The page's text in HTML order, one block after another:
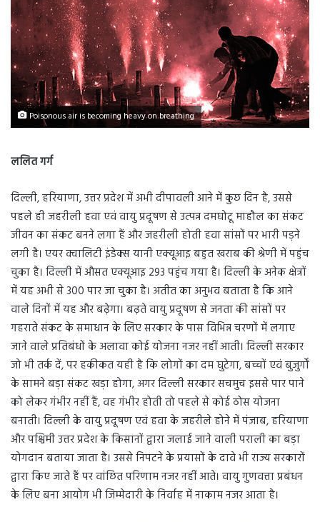
Poisonous air is becoming heavy on breathing
ललित गर्ग
दिल्ली, हरियाणा, उत्तर प्रदेश में अभी दीपावली आने में कुछ दिन है, उससे
पहले ही जहरीली हवा एवं वायु प्रदूषण से उत्पन्न दमघोटू माहौल का संकट
जीवन का संकट बनने लगा हैं और जहरीली होती हवा सांसों पर भारी पड़ने
लगी है। एयर क्वालिटी इंडेक्स यानी एक्यूआइ बहुत खराब की श्रेणी में पहुंच
चुका है। दिल्ली में औसत एक्यूआइ 293 पहुंच गया है। दिल्ली के अनेक क्षेत्रों
में यह अभी से 300 पार जा चुका है। अतीत का अनुभव बताता है कि आने
वाले दिनों में यह और बढ़ेगा। बढ़ते वायु प्रदूषण से जनता की सांसों पर
गहराते संकट के समाधान के लिए सरकार के पास विभिन्न चरणों में लगाए
जाने वाले प्रतिबंधों के अलावा कोई योजना नजर नहीं आती। दिल्ली सरकार
जो भी तर्क दें, पर हकीकत यही है कि लोगों का दम घुटेगा, बच्चों एवं बुजुर्गों
के सामने बड़ा संकट खड़ा होगा, अगर दिल्ली सरकार सचमुच इससे पार पाने
को लेकर गंभीर नहीं हैं, वह गंभीर होती तो पहले से कोई ठोस योजना
बनाती। दिल्ली के वायु प्रदूषण एवं हवा के जहरीले होने में पंजाब, हरियाणा
और पश्चिमी उत्तर प्रदेश के किसानों द्वारा जलाई जाने वाली पराली का बड़ा
योगदान बताया जाता है। उससे निपटने के प्रयासों के दावे भी राज्य सरकारों
द्वारा किए जाते हैं पर वांछित परिणाम नजर नहीं आते। वायु गुणवत्ता प्रबंधन
के लिए बना आयोग भी जिम्मेदारी के निर्वाह में नाकाम नजर आता है।